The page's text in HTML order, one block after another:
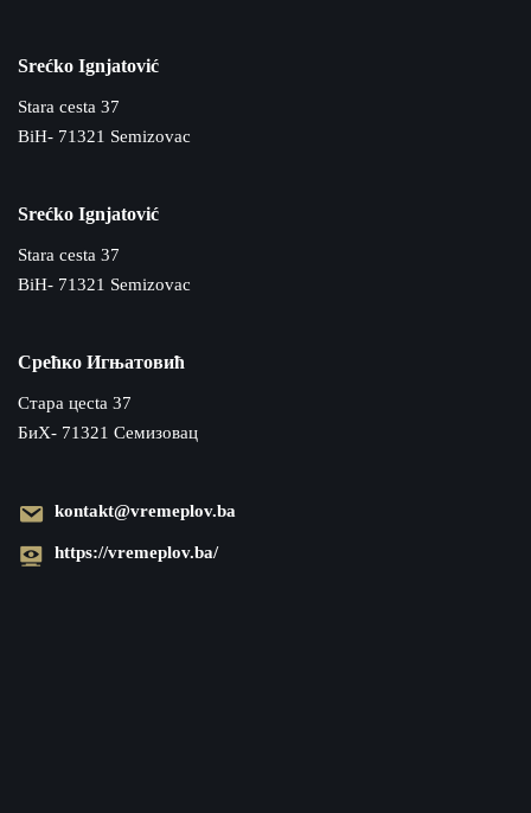
Srećko Ignjatović
Stara cesta 37
BiH- 71321 Semizovac
Srećko Ignjatović
Stara cesta 37
BiH- 71321 Semizovac
Срећко Игњатовић
Cтара цecta 37
БиХ- 71321 Семизовац
kontakt@vremeplov.ba
https://vremeplov.ba/